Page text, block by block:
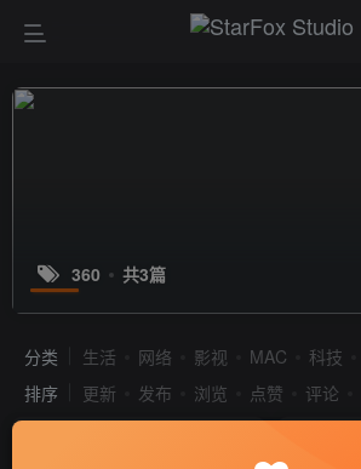
360 共3篇
分类 生活 网络 影视 MAC 科技
排序
更新 发布 浏览 点赞 评论